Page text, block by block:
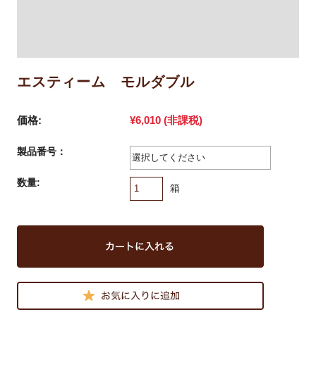
エスティーム モルダブル
価格: ¥6,010 (非課税)
製品番号：
数量: 箱